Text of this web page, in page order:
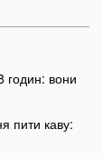
годин: вони
пити каву: